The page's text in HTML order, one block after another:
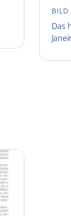
BILD
Das